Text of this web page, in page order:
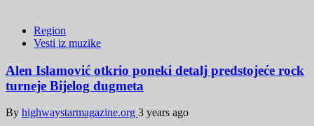
Region
Vesti iz muzike
Alen Islamović otkrio poneki detalj predstojeće rock
turneje Bijelog dugmeta
By highwaystarmagazine.org 3 years ago